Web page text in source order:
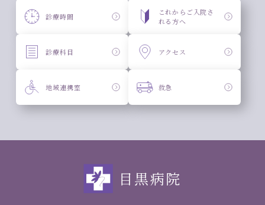
診療時間
これからご入院さ
れる方へ
診療科目 アクセス
地域連携室 救急
目黒病院